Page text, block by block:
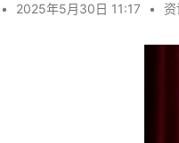
• 2025年5月30日 11:17 • 资